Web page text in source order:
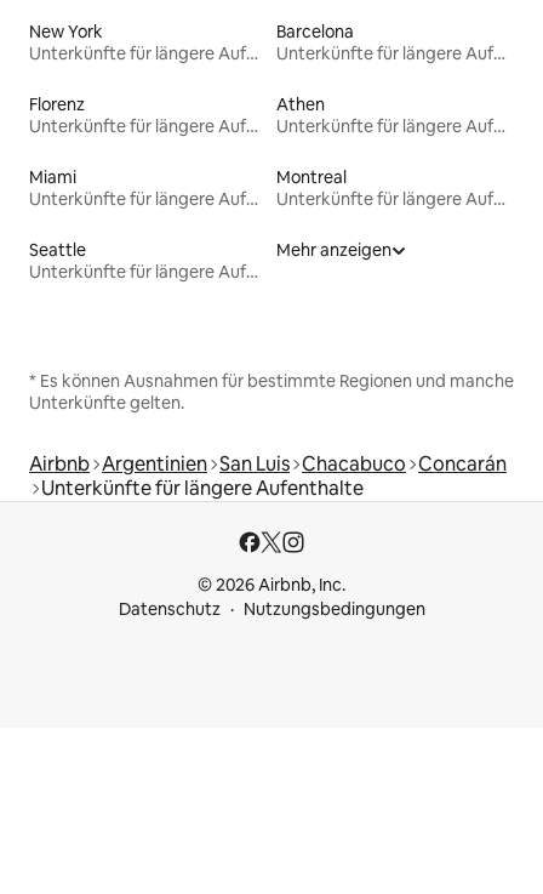
New York
Unterkünfte für längere Aufenthalte
Barcelona
Unterkünfte für längere Aufenthalte
Florenz
Unterkünfte für längere Aufenthalte
Athen
Unterkünfte für längere Aufenthalte
Miami
Unterkünfte für längere Aufenthalte
Montreal
Unterkünfte für längere Aufenthalte
Seattle
Unterkünfte für längere Aufenthalte
Mehr anzeigen
* Es können Ausnahmen für bestimmte Regionen und manche
Unterkünfte gelten.
Airbnb Argentinien San Luis Chacabuco Concarán
Unterkünfte für längere Aufenthalte
© 2026 Airbnb, Inc.
Datenschutz
Nutzungsbedingungen